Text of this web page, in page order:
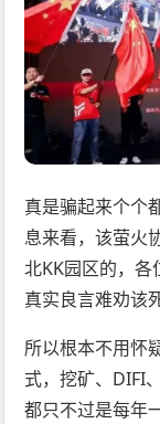
真是骗起来个个
息来看，该萤火
北KK园区的，
真实良言难劝该
所以根本不用怀
式，挖矿、DIFI
都只不过是每年